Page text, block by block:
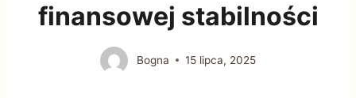
finansowej stabilności
Bogna 15 lipca, 2025